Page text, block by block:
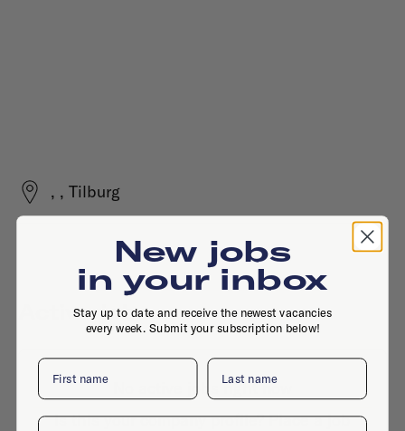
, , Tilburg
Active jobs
No active jobs right now
Is this your company profile?Place a job
New jobs
in your inbox
Stay up to date and receive the newest vacancies
every week. Submit your subscription below!
First name Last name
Email